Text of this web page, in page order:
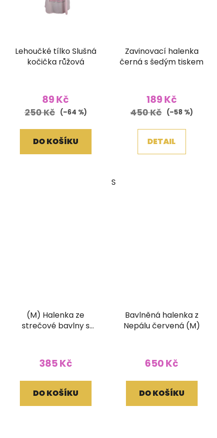
Lehoučké tílko Slušná
kočička růžová
89 Kč
250 Kč (–64 %)
DO KOŠÍKU
Zavinovací halenka
černá s šedým tiskem
hodnocení
produktu
z
189 Kč
450 Kč (–58 %)
DETAIL
S
(M) Halenka ze
strečové bavlny s
385 Kč
DO KOŠÍKU
Bavlněná halenka z
Nepálu červená (M)
650 Kč
DO KOŠÍKU